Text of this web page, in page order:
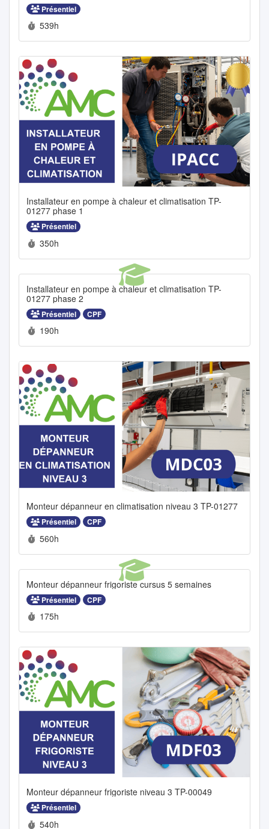
Présentiel
Durée :
539h
Installateur en pompe à chaleur et climatisation TP-
01277 phase 1
Présentiel
Durée :
350h
Installateur en pompe à chaleur et climatisation TP-
01277 phase 2
Présentiel CPF
Durée :
190h
Monteur dépanneur en climatisation niveau 3 TP-01277
Présentiel CPF
Durée :
560h
Monteur dépanneur frigoriste cursus 5 semaines
Présentiel CPF
Durée :
175h
Monteur dépanneur frigoriste niveau 3 TP-00049
Présentiel
Durée :
540h